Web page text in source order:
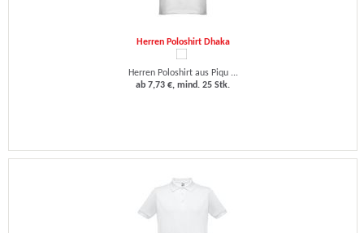
Herren Poloshirt Dhaka
Herren Poloshirt aus Piqu ...
ab 7,73 €, mind. 25 Stk.